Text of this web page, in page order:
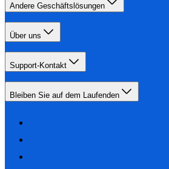
Andere Geschäftslösungen
Über uns
Support-Kontakt
Bleiben Sie auf dem Laufenden